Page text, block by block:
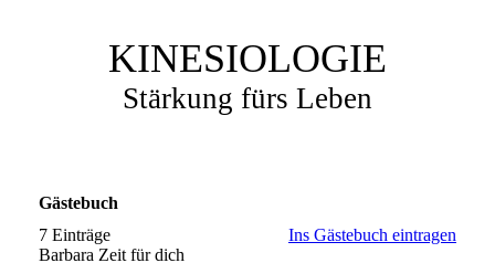
KINESIOLOGIE
Stärkung fürs Leben
Gästebuch
7 Einträge
Ins Gästebuch eintragen
Barbara Zeit für dich